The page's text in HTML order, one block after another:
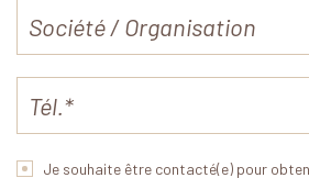
Je souhaite être contacté(e) pour